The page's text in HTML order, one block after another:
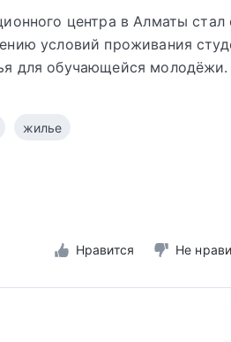
центра в Алматы
условий проживания
для обучающейся молодёжи.
жилье
Нравится Не